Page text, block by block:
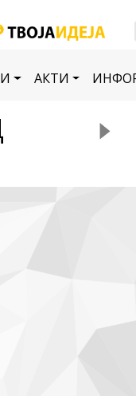
АКТИ